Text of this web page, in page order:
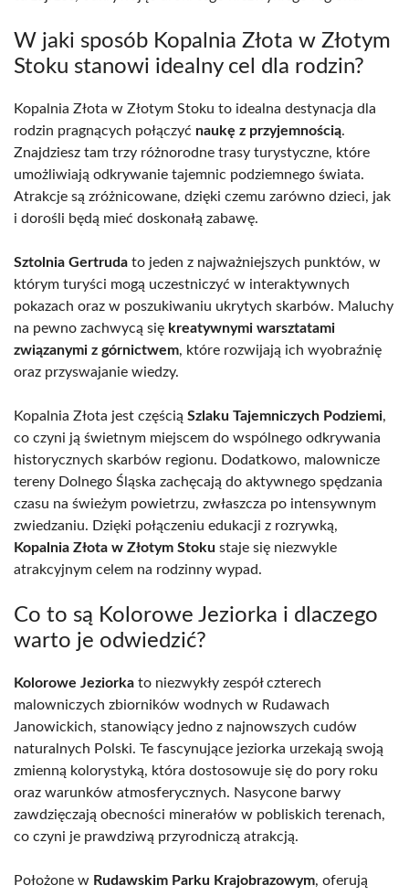
W jaki sposób Kopalnia Złota w Złotym
Stoku stanowi idealny cel dla rodzin?
Kopalnia Złota w Złotym Stoku to idealna destynacja dla
rodzin pragnących połączyć naukę z przyjemnością.
Znajdziesz tam trzy różnorodne trasy turystyczne, które
umożliwiają odkrywanie tajemnic podziemnego świata.
Atrakcje są zróżnicowane, dzięki czemu zarówno dzieci, jak
i dorośli będą mieć doskonałą zabawę.
Sztolnia Gertruda to jeden z najważniejszych punktów, w
którym turyści mogą uczestniczyć w interaktywnych
pokazach oraz w poszukiwaniu ukrytych skarbów. Maluchy
na pewno zachwycą się kreatywnymi warsztatami
związanymi z górnictwem, które rozwijają ich wyobraźnię
oraz przyswajanie wiedzy.
Kopalnia Złota jest częścią Szlaku Tajemniczych Podziemi,
co czyni ją świetnym miejscem do wspólnego odkrywania
historycznych skarbów regionu. Dodatkowo, malownicze
tereny Dolnego Śląska zachęcają do aktywnego spędzania
czasu na świeżym powietrzu, zwłaszcza po intensywnym
zwiedzaniu. Dzięki połączeniu edukacji z rozrywką,
Kopalnia Złota w Złotym Stoku staje się niezwykle
atrakcyjnym celem na rodzinny wypad.
Co to są Kolorowe Jeziorka i dlaczego
warto je odwiedzić?
Kolorowe Jeziorka to niezwykły zespół czterech
malowniczych zbiorników wodnych w Rudawach
Janowickich, stanowiący jedno z najnowszych cudów
naturalnych Polski. Te fascynujące jeziorka urzekają swoją
zmienną kolorystyką, która dostosowuje się do pory roku
oraz warunków atmosferycznych. Nasycone barwy
zawdzięczają obecności minerałów w pobliskich terenach,
co czyni je prawdziwą przyrodniczą atrakcją.
Położone w Rudawskim Parku Krajobrazowym, oferują